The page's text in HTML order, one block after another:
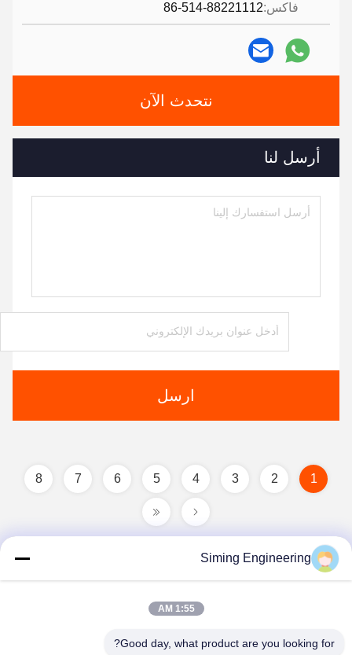
فاكس:86-514-88221112
نتحدث الآن
أرسل لنا
ارسل
1
2
3
4
5
6
7
8
Siming Engineering
1:55 AM
Good day, what product are you looking for?